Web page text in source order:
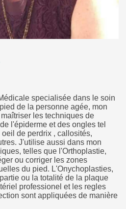
specialisée dans le soin
de la personne agée, mon
les techniques de
l'épiderme et des ongles tel
de perdrix , callosités,
J'utilise aussi dans mon
telles que l'Orthoplastie,
ou corriger les zones
du pied. L'Onychoplasties,
ou la totalité de la plaque
professionel et les regles
sont appliquées de manière